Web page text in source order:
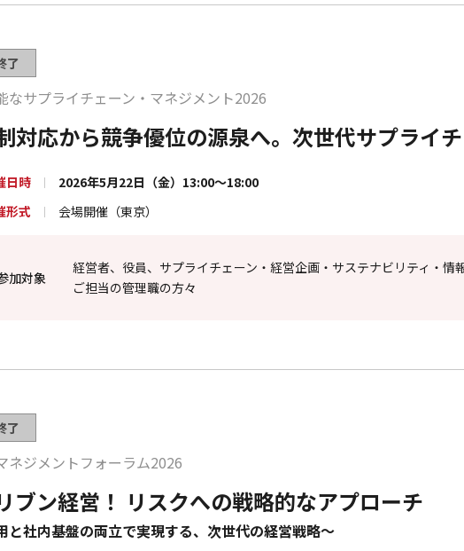
了
なサプライチェーン・マネジメント2026
対応から競争優位の源泉へ。次世代サプライ
日時 2026年5月22日（金）13:00～18:00
形式 会場開催（東京）
加対象
経営者、役員、サプライチェーン・経営企画・サステナビリティ・情
ご担当の管理職の方々
了
ネジメントフォーラム2026
ブン経営！ リスクへの戦略的なアプローチ
と社内基盤の両立で実現する、次世代の経営戦略～